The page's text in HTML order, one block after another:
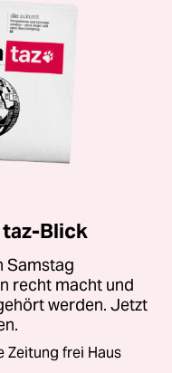
Blick
Samstag
recht macht und
werden. Jetzt
Zeitung frei Haus